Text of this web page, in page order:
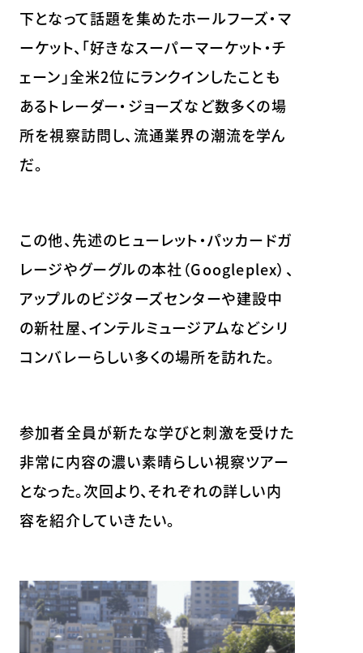
下となって話題を集めたホールフーズ・マ
ーケット、「好きなスーパーマーケット・チ
ェーン」全米2位にランクインしたことも
あるトレーダー・ジョーズなど数多くの場
所を視察訪問し、流通業界の潮流を学ん
だ。
この他、先述のヒューレット・パッカードガ
レージやグーグルの本社（Googleplex）、
アップルのビジターズセンターや建設中
の新社屋、インテルミュージアムなどシリ
コンバレーらしい多くの場所を訪れた。
参加者全員が新たな学びと刺激を受けた
非常に内容の濃い素晴らしい視察ツアー
となった。次回より、それぞれの詳しい内
容を紹介していきたい。